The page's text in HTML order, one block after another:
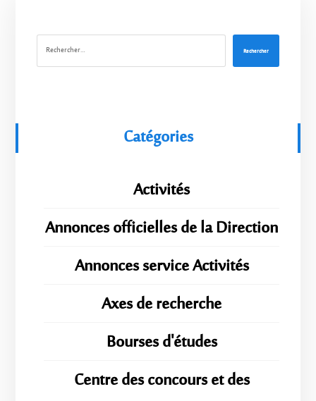
Rechercher
Catégories
Activités
Annonces officielles de la Direction
Annonces service Activités
Axes de recherche
Bourses d'études
Centre des concours et des